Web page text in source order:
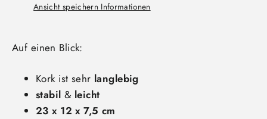
Ansicht speichern Informationen
Auf einen Blick:
Kork ist sehr langlebig
stabil & leicht
23 x 12 x 7,5 cm